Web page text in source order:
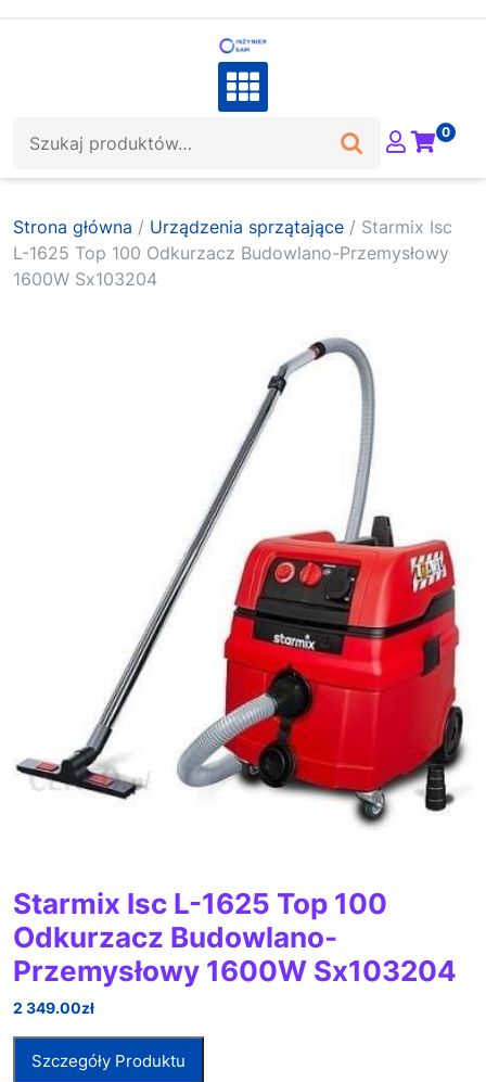
0
Strona główna / Urządzenia sprzątające / Starmix Isc
L-1625 Top 100 Odkurzacz Budowlano-Przemysłowy
1600W Sx103204
Starmix Isc L-1625 Top 100
Odkurzacz Budowlano-
Przemysłowy 1600W Sx103204
2 349.00zł
Szczegóły Produktu